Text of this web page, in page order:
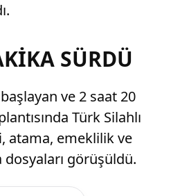
SÜRDÜ
ve 2 saat 20
Türk Silahlı
atama, emeklilik ve
görüşüldü.